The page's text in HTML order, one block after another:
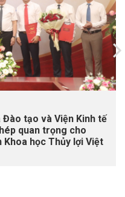
Đào tạo và Viện Kinh tế
quan trọng cho
học Thủy lợi Việt